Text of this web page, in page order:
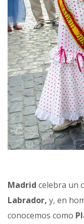
Madrid celebra un
Labrador, y, en
conocemos como